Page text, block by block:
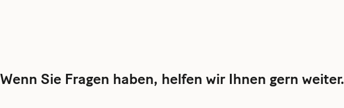
Wenn Sie Fragen haben, helfen wir Ihnen gern weiter.